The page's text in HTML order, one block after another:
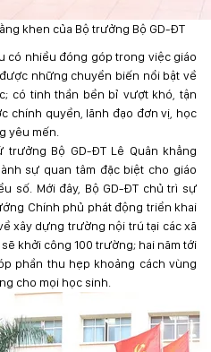
khen của Bộ trưởng Bộ GD-ĐT
có nhiều đóng góp trong việc giáo
những chuyển biến nổi bật về
có tinh thần bền bỉ vượt khó, tận
chính quyền, lãnh đạo đơn vị, học
yêu mến.
trưởng Bộ GD-ĐT Lê Quân khẳng
sự quan tâm đặc biệt cho giáo
số. Mới đây, Bộ GD-ĐT chủ trì sự
Chính phủ phát động triển khai
xây dựng trường nội trú tại các xã
khởi công 100 trường; hai năm tới
phần thu hẹp khoảng cách vùng
cho mọi học sinh.